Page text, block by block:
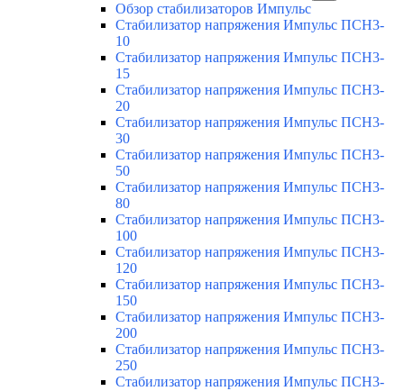
Обзор стабилизаторов Импульс
Стабилизатор напряжения Импульс ПСН3-
10
Стабилизатор напряжения Импульс ПСН3-
15
Стабилизатор напряжения Импульс ПСН3-
20
Стабилизатор напряжения Импульс ПСН3-
30
Стабилизатор напряжения Импульс ПСН3-
50
Стабилизатор напряжения Импульс ПСН3-
80
Стабилизатор напряжения Импульс ПСН3-
100
Стабилизатор напряжения Импульс ПСН3-
120
Стабилизатор напряжения Импульс ПСН3-
150
Стабилизатор напряжения Импульс ПСН3-
200
Стабилизатор напряжения Импульс ПСН3-
250
Стабилизатор напряжения Импульс ПСН3-